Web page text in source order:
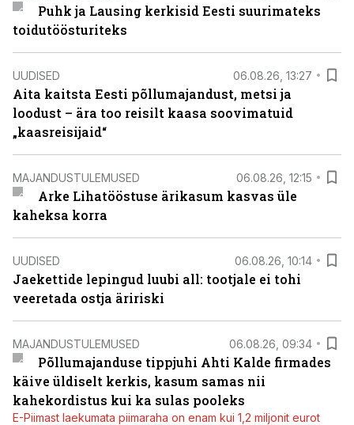
Puhk ja Lausing kerkisid Eesti suurimateks
toidutöösturiteks
UUDISED 06.08.26, 13:27
Aita kaitsta Eesti põllumajandust, metsi ja
loodust – ära too reisilt kaasa soovimatuid
„kaasreisijaid“
MAJANDUSTULEMUSED 06.08.26, 12:15
Arke Lihatööstuse ärikasum kasvas üle
kaheksa korra
UUDISED 06.08.26, 10:14
Jaekettide lepingud luubi all: tootjale ei tohi
veeretada ostja äririski
MAJANDUSTULEMUSED 06.08.26, 09:34
Põllumajanduse tippjuhi Ahti Kalde firmades
käive üldiselt kerkis, kasum samas nii
kahekordistus kui ka sulas pooleks
E-Piimast laekumata piimaraha on enam kui 1,2 miljonit eurot